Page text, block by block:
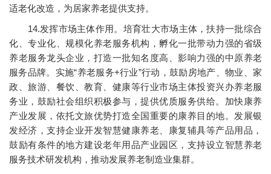
适老化改造，为居家养老提供支持。
14.发挥市场主体作用。培育壮大市场主体，扶持一批综合
化、专业化、规模化养老服务机构，孵化一批带动力强的省级
养老服务龙头企业，打造一批知名度高、影响力强的中原养老
服务品牌。实施“养老服务+行业”行动，鼓励房地产、物业、家
政、旅游、餐饮、教育、健康等行业市场主体投资兴办养老服
务业，鼓励社会组织积极参与，提供优质服务供给。加快康养
产业发展，依托文旅优势打造全国重要的康养目的地。发展银
发经济，支持企业开发智慧健康养老、康复辅具等产品用品，
鼓励有条件的地方建设老年用品产业园区，支持设立智慧养老
服务技术研发机构，推动发展养老制造业集群。